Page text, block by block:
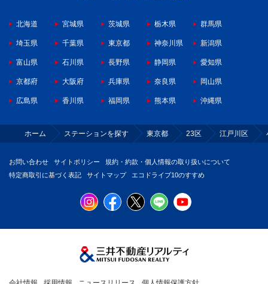
北海道 宮城県 茨城県 栃木県 群馬県
埼玉県 千葉県 東京都 神奈川県 新潟県
富山県 石川県 長野県 静岡県 愛知県
京都府 大阪府 兵庫県 奈良県 岡山県
広島県 香川県 福岡県 熊本県 沖縄県
ホーム ステーションを探す 東京都 23区 江戸川区
お問い合わせ サイトポリシー
規約・約款・個人情報の取り扱いについて
特定商取引に基づく表記
サイトマップ エコドライブ10のすすめ